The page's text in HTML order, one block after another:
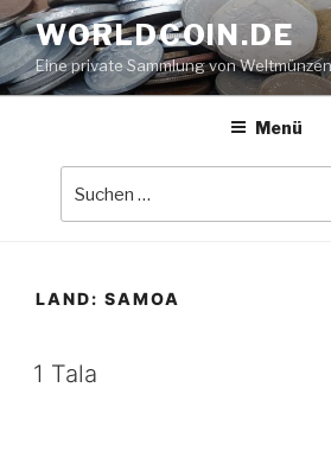
Zum
Inhalt
springen
WORLDCOIN.DE
Eine private Sammlung von Weltmünzen
Menü
LAND: SAMOA
1 Tala